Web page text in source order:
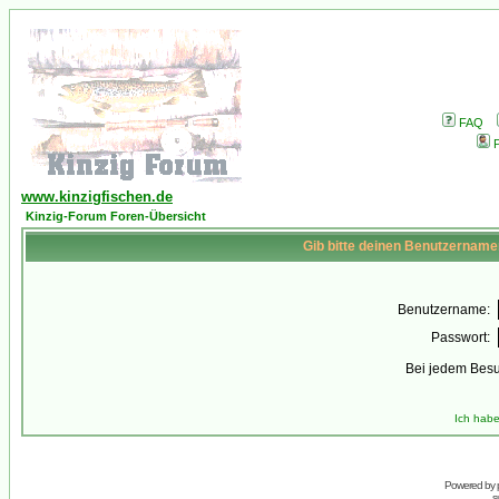
FAQ
www.kinzigfischen.de
Kinzig-Forum Foren-Übersicht
Gib bitte deinen
Benutzername:
Passwort:
Bei jedem
Ich
Powered by